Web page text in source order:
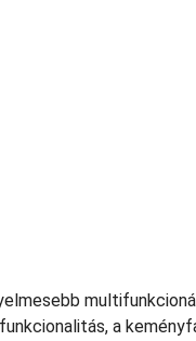
a